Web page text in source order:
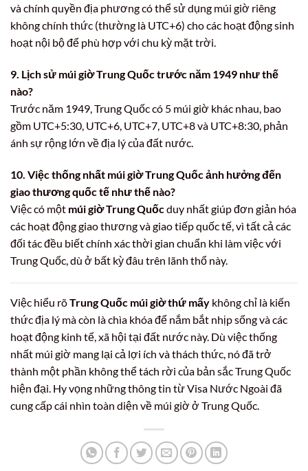
và chính quyền địa phương có thể sử dụng múi giờ riêng
không chính thức (thường là UTC+6) cho các hoạt động sinh
hoạt nội bộ để phù hợp với chu kỳ mặt trời.
9. Lịch sử múi giờ Trung Quốc trước năm 1949 như thế
nào?
Trước năm 1949, Trung Quốc có 5 múi giờ khác nhau, bao
gồm UTC+5:30, UTC+6, UTC+7, UTC+8 và UTC+8:30, phản
ánh sự rộng lớn về địa lý của đất nước.
10. Việc thống nhất múi giờ Trung Quốc ảnh hưởng đến
giao thương quốc tế như thế nào?
Việc có một múi giờ Trung Quốcduy nhất giúp đơn giản hóa
các hoạt động giao thương và giao tiếp quốc tế, vì tất cả các
đối tác đều biết chính xác thời gian chuẩn khi làm việc với
Trung Quốc, dù ở bất kỳ đâu trên lãnh thổ này.
Việc hiểu rõTrung Quốc múi giờ thứ mấy không chỉ là kiến
thức địa lý mà còn là chìa khóa để nắm bắt nhịp sống và các
hoạt động kinh tế, xã hội tại đất nước này. Dù việc thống
nhất múi giờ mang lại cả lợi ích và thách thức, nó đã trở
thành một phần không thể tách rời của bản sắc Trung Quốc
hiện đại. Hy vọng những thông tin từ Visa Nước Ngoài đã
cung cấp cái nhìn toàn diện về múi giờ ở Trung Quốc.